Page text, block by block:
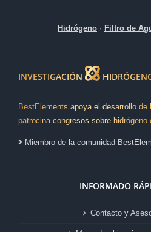
Hidrógeno · Filtro de
INVESTIGACIÓN
BestElements apoya el desarrollo
patrocina congresos sobre hidrógeno
Miembro de la comunidad
INFORMADO
Contacto y